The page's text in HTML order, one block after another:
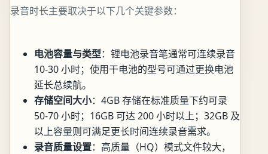
录音时长主要取决于以下几个关键参数：
电池容量与类型：锂电池录音笔通常可连续录音
10-30 小时；使用干电池的型号可通过更换电池
延长总续航。
存储空间大小：4GB 存储在标准质量下约可录
50-70 小时；16GB 可达 200 小时以上；32GB 及
以上容量则可满足更长时间连续录音需求。
录音质量设置：高质量（HQ）模式文件较大，